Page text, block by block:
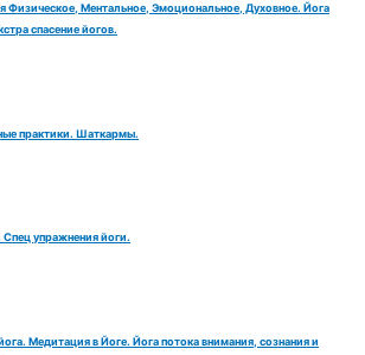
Физическое, Ментальное, Эмоциональное, Духовное. Йога
спасение йогов.
практики. Шаткармы.
упражнения йоги.
Медитация в Йоге. Йога потока внимания, сознания и